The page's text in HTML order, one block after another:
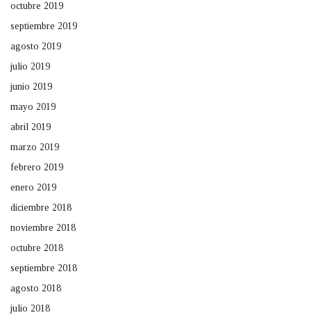
octubre 2019
septiembre 2019
agosto 2019
julio 2019
junio 2019
mayo 2019
abril 2019
marzo 2019
febrero 2019
enero 2019
diciembre 2018
noviembre 2018
octubre 2018
septiembre 2018
agosto 2018
julio 2018